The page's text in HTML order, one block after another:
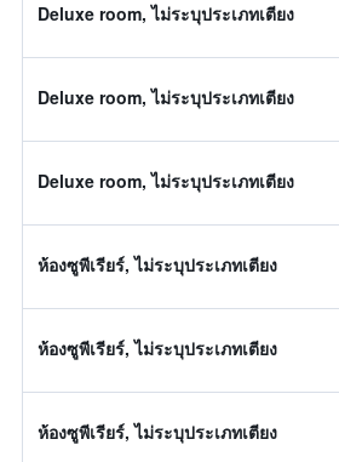
Deluxe room, ไม่ระบุประเภทเตียง
Deluxe room, ไม่ระบุประเภทเตียง
Deluxe room, ไม่ระบุประเภทเตียง
ห้องซูพีเรียร์, ไม่ระบุประเภทเตียง
ห้องซูพีเรียร์, ไม่ระบุประเภทเตียง
ห้องซูพีเรียร์, ไม่ระบุประเภทเตียง